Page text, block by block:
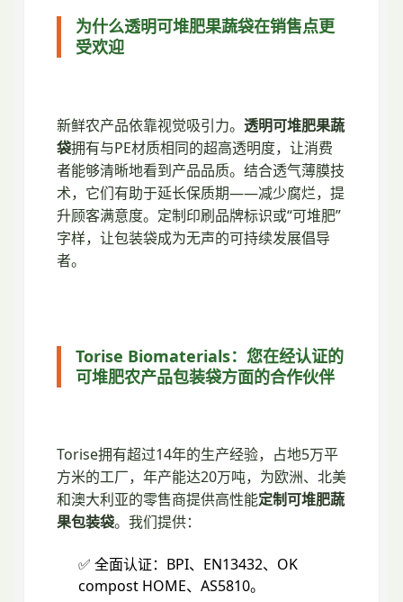
为什么透明可堆肥果蔬袋在销售点更
受欢迎
新鲜农产品依靠视觉吸引力。 透明可堆肥果蔬
袋拥有与PE材质相同的超高透明度，让消费
者能够清晰地看到产品品质。结合透气薄膜技
术，它们有助于延长保质期——减少腐烂，提
升顾客满意度。定制印刷品牌标识或“可堆肥”
字样，让包装袋成为无声的可持续发展倡导
者。
Torise Biomaterials：您在经认证的
可堆肥农产品包装袋方面的合作伙伴
Torise拥有超过14年的生产经验，占地5万平
方米的工厂，年产能达20万吨，为欧洲、北美
和澳大利亚的零售商提供高性能定制可堆肥蔬
果包装袋。我们提供：
✅ 全面认证：BPI、EN13432、OK
compost HOME、AS5810。